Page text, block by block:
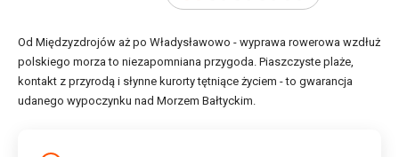
Od Międzyzdrojów aż po Władysławowo - wyprawa rowerowa wzdłuż
polskiego morza to niezapomniana przygoda. Piaszczyste plaże,
kontakt z przyrodą i słynne kurorty tętniące życiem - to gwarancja
udanego wypoczynku nad Morzem Bałtyckim.